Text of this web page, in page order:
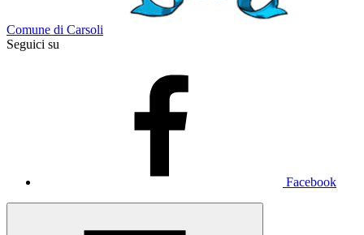
Comune di Carsoli
Seguici su
Facebook